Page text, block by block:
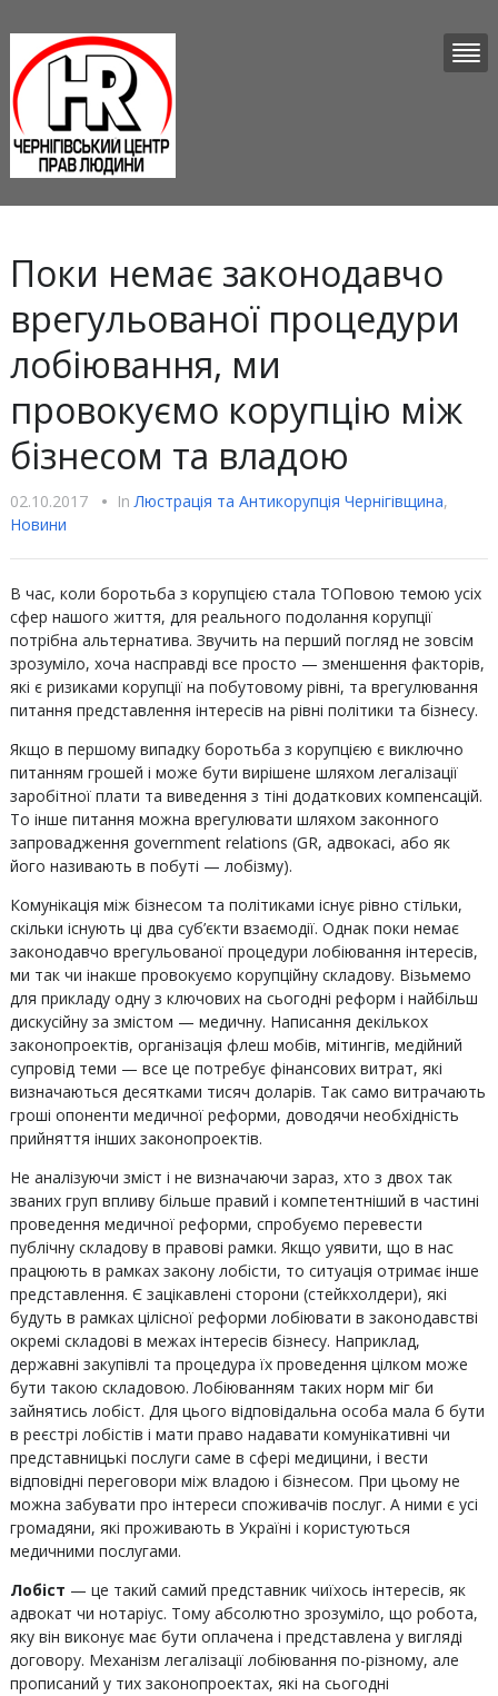
Поки немає законодавчо
врегульованої процедури
лобіювання, ми
провокуємо корупцію між
бізнесом та владою
02.10.2017 • InЛюстрацiя та Антикорупцiя Чернігівщина,
Новини
В час, коли боротьба з корупцією стала ТОПовою темою усіх
сфер нашого життя, для реального подолання корупції
потрібна альтернатива. Звучить на перший погляд не зовсім
зрозуміло, хоча насправді все просто — зменшення факторів,
які є ризиками корупції на побутовому рівні, та врегулювання
питання представлення інтересів на рівні політики та бізнесу.
Якщо в першому випадку боротьба з корупцією є виключно
питанням грошей і може бути вирішене шляхом легалізації
заробітної плати та виведення з тіні додаткових компенсацій.
То інше питання можна врегулювати шляхом законного
запровадження government relations (GR, адвокасі, або як
його називають в побуті — лобізму).
Комунікація між бізнесом та політиками існує рівно стільки,
скільки існують ці два суб’єкти взаємодії. Однак поки немає
законодавчо врегульованої процедури лобіювання інтересів,
ми так чи інакше провокуємо корупційну складову. Візьмемо
для прикладу одну з ключових на сьогодні реформ і найбільш
дискусійну за змістом — медичну. Написання декількох
законопроектів, організація флеш мобів, мітингів, медійний
супровід теми — все це потребує фінансових витрат, які
визначаються десятками тисяч доларів. Так само витрачають
гроші опоненти медичної реформи, доводячи необхідність
прийняття інших законопроектів.
Не аналізуючи зміст і не визначаючи зараз, хто з двох так
званих груп впливу більше правий і компетентніший в частині
проведення медичної реформи, спробуємо перевести
публічну складову в правові рамки. Якщо уявити, що в нас
працюють в рамках закону лобісти, то ситуація отримає інше
представлення. Є зацікавлені сторони (стейкхолдери), які
будуть в рамках цілісної реформи лобіювати в законодавстві
окремі складові в межах інтересів бізнесу. Наприклад,
державні закупівлі та процедура їх проведення цілком може
бути такою складовою. Лобіюванням таких норм міг би
зайнятись лобіст. Для цього відповідальна особа мала б бути
в реєстрі лобістів і мати право надавати комунікативні чи
представницькі послуги саме в сфері медицини, і вести
відповідні переговори між владою і бізнесом. При цьому не
можна забувати про інтереси споживачів послуг. А ними є усі
громадяни, які проживають в Україні і користуються
медичними послугами.
Лобіст — це такий самий представник чиїхось інтересів, як
адвокат чи нотаріус. Тому абсолютно зрозуміло, що робота,
яку він виконує має бути оплачена і представлена у вигляді
договору. Механізм легалізації лобіювання по-різному, але
прописаний у тих законопроектах, які на сьогодні